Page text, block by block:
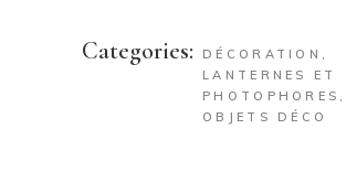
Categories: DÉCORATION ,
LANTERNES ET
PHOTOPHORES ,
OBJETS DÉCO